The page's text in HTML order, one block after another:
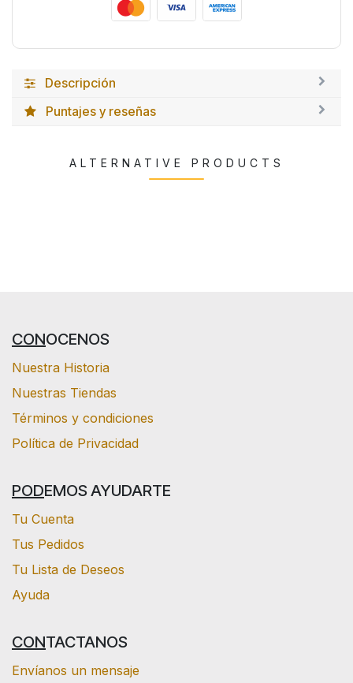
Descripción
Puntajes y reseñas
ALTERNATIVE PRODUCTS
CONOCENOS
Nuestra Historia
Nuestras Tiendas
Términos y condiciones
Política de Privacidad
PODEMOS AYUDARTE
Tu Cuenta
Tus Pedidos
Tu Lista de Deseos
Ayuda
CONTACTANOS
Envíanos un mensaje